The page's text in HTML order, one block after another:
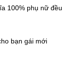
100% phụ nữ đều
bạn gái mới